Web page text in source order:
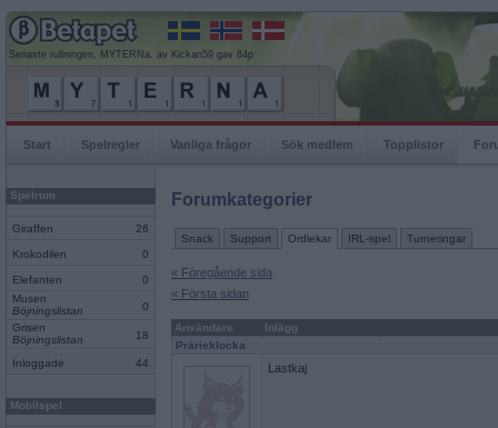
Senaste rullningen, MYTERNa, av Kickan59 gav 84p
Start Spelregler Vanliga frågor Sök medlem Topplistor
Spelrum
Giraffen 26
Krokodilen 0
Elefanten
0
Musen
Böjningslistan
0
Grisen
Böjningslistan
18
Inloggade 44
Mobilspel
Forumkategorier
Snack Support Ordlekar IRL-spel Turneringar
« Föregående sida
« Första sidan
Användare
Inlägg
Prärieklocka
Lastkaj